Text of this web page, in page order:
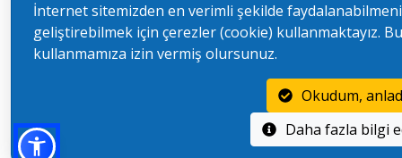
İnternet sitemizden en verimli şekilde
geliştirebilmek için çerezler (cookie) kullanmaktayız.
kullanmamıza izin vermiş olursunuz.
Okudum,